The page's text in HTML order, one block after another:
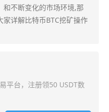
不断变化的市场环境,那
详解比特币BTC挖矿操作
平台，注册领50 USDT数